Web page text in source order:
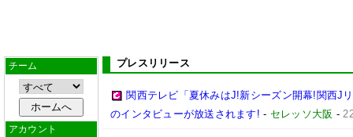
チーム
アカウント
プレスリリース
関西テレビ「夏休みはJ!新シーズン開幕!関西J
のインタビューが放送されます! - セレッソ大阪 -